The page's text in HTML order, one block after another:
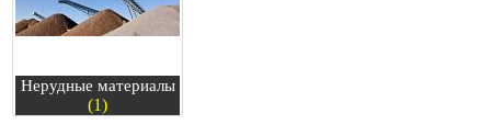
Нерудные материалы
(1)